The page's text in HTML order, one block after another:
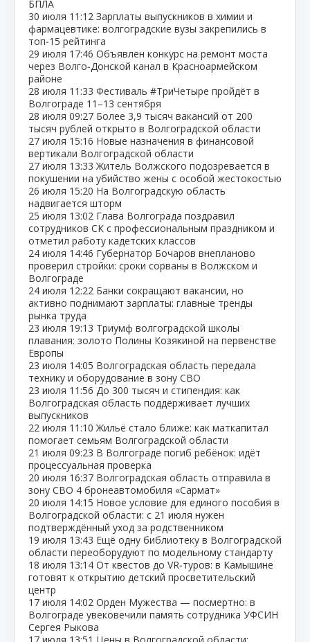
БПЛА
30 июля 11:12 Зарплаты выпускников в химии и
фармацевтике: волгоградские вузы закрепились в
топ‑15 рейтинга
29 июля 17:46 Объявлен конкурс на ремонт моста
через Волго‑Донской канал в Красноармейском
районе
28 июля 11:33 Фестиваль #ТриЧетыре пройдёт в
Волгограде 11–13 сентября
28 июля 09:27 Более 3,9 тысяч вакансий от 200
тысяч рублей открыто в Волгоградской области
27 июля 15:16 Новые назначения в финансовой
вертикали Волгоградской области
27 июля 13:33 Житель Волжского подозревается в
покушении на убийство жены с особой жестокостью
26 июля 15:20 На Волгоградскую область
надвигается шторм
25 июля 13:02 Глава Волгограда поздравил
сотрудников СК с профессиональным праздником и
отметил работу кадетских классов
24 июля 14:46 Губернатор Бочаров внепланово
проверил стройки: сроки сорваны в Волжском и
Волгограде
24 июля 12:22 Банки сокращают вакансии, но
активно поднимают зарплаты: главные тренды
рынка труда
23 июля 19:13 Триумф волгоградской школы
плавания: золото Полины Козякиной на первенстве
Европы
23 июля 14:05 Волгоградская область передала
технику и оборудование в зону СВО
23 июля 11:56 До 300 тысяч и стипендия: как
Волгоградская область поддерживает лучших
выпускников
22 июля 11:10 Жильё стало ближе: как маткапитал
помогает семьям Волгоградской области
21 июля 09:23 В Волгограде погиб ребёнок: идёт
процессуальная проверка
20 июля 16:37 Волгоградская область отправила в
зону СВО 4 бронеавтомобиля «Сармат»
20 июля 14:15 Новое условие для единого пособия в
Волгоградской области: с 21 июля нужен
подтверждённый уход за родственником
19 июля 13:43 Ещё одну библиотеку в Волгоградской
области переоборудуют по модельному стандарту
18 июля 13:14 От квестов до VR‑туров: в Камышине
готовят к открытию детский просветительский
центр
17 июля 14:02 Орден Мужества — посмертно: в
Волгограде увековечили память сотрудника УФСИН
Сергея Рыкова